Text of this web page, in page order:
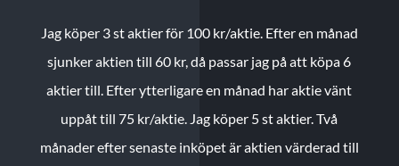
Jag köper 3 st aktier för 100 kr/aktie. Efter en månad
sjunker aktien till 60 kr, då passar jag på att köpa 6
aktier till. Efter ytterligare en månad har aktie vänt
uppåt till 75 kr/aktie. Jag köper 5 st aktier.Två
månader efter senaste inköpet är aktien värderad till